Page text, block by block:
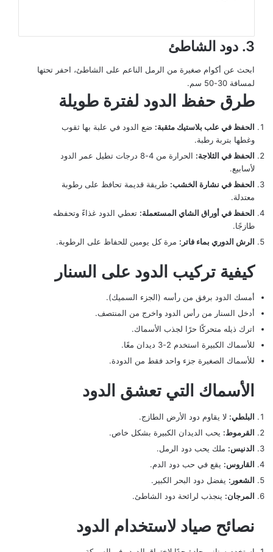
3. دود الشاطئ
ابحث عن أكوام صغيرة من الرمل الناعم على الشاطئ، احفر تحتها
لمسافة 30-50 سم.
طرق حفظ الدود لفترة طويلة
الحفظ في علب بلاستيك مثقبة: ضع الدود في علبة بها ثقوب
وغطها بتربة رطبة.
الحفظ في الثلاجة:
الحرارة من 4-8 درجات تطيل عمر الدود
لأسابيع.
الحفظ في نشارة الخشب: طريقة قديمة تحافظ على رطوبة
معتدلة.
الحفظ في أوراق الشاي المستعملة: تعطي الدود غذاءً وتحفظه
طازجًا.
الرش الدوري بماء فاتر: مرة كل يومين للحفاظ على الرطوبة.
كيفية تركيب الدود على السنار
أمسك الدود برفق من رأسه (الجزء السميك).
أدخل السنار من رأس الدود واخرج من المنتصف.
اترك ذيله متحركًا حرًا لجذب الأسماك.
للأسماك الكبيرة استخدم 2-3 ديدان معًا.
للأسماك الصغيرة جزء واحد فقط من الدودة.
الأسماك التي تعشق الدود
البلطي: لا يقاوم دود الأرض الطازج.
القرموط: يحب الديدان الكبيرة بشكل خاص.
الدنيس: ملك يحب دود الرمل.
القاروس: يقع في حب دود الدم.
الشعور: يفضل دود البحر الكبير.
المرجان: ينجذب لرائحة دود الشاطئ.
نصائح صياد لاستخدام الدود